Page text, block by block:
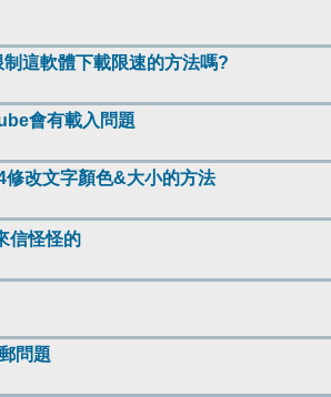
這軟體下載限速的方法嗎?
會有載入問題
改文字顏色&大小的方法
信怪怪的
問題